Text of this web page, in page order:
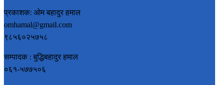
प्रकाशक: ओम बहादुर हमाल
omhamal@gmail.com
९८५६०२५७५८
सम्पादक : बुद्धिबहादुर हमाल
०६१-५७७५०६